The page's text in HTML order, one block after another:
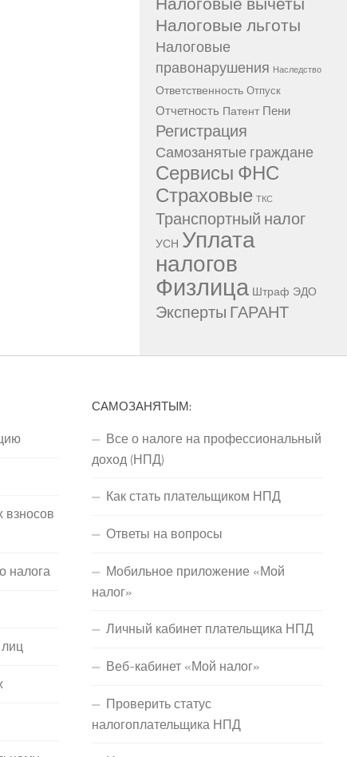
Налоговые льготы
Налоговые
правонарушения Наследство
Ответственность Отпуск
Отчетность Патент Пени
Регистрация
Самозанятые граждане
Сервисы ФНС
Страховые ТКС
Транспортный налог
УСН Уплата
налогов
Физлица Штраф ЭДО
Эксперты ГАРАНТ
взносов
налога
САМОЗАНЯТЫМ:
Все о налоге на профессиональный
доход (НПД)
Как стать плательщиком НПД
Ответы на вопросы
Мобильное приложение «Мой
налог»
Личный кабинет плательщика НПД
Веб-кабинет «Мой налог»
Проверить статус
налогоплательщика НПД